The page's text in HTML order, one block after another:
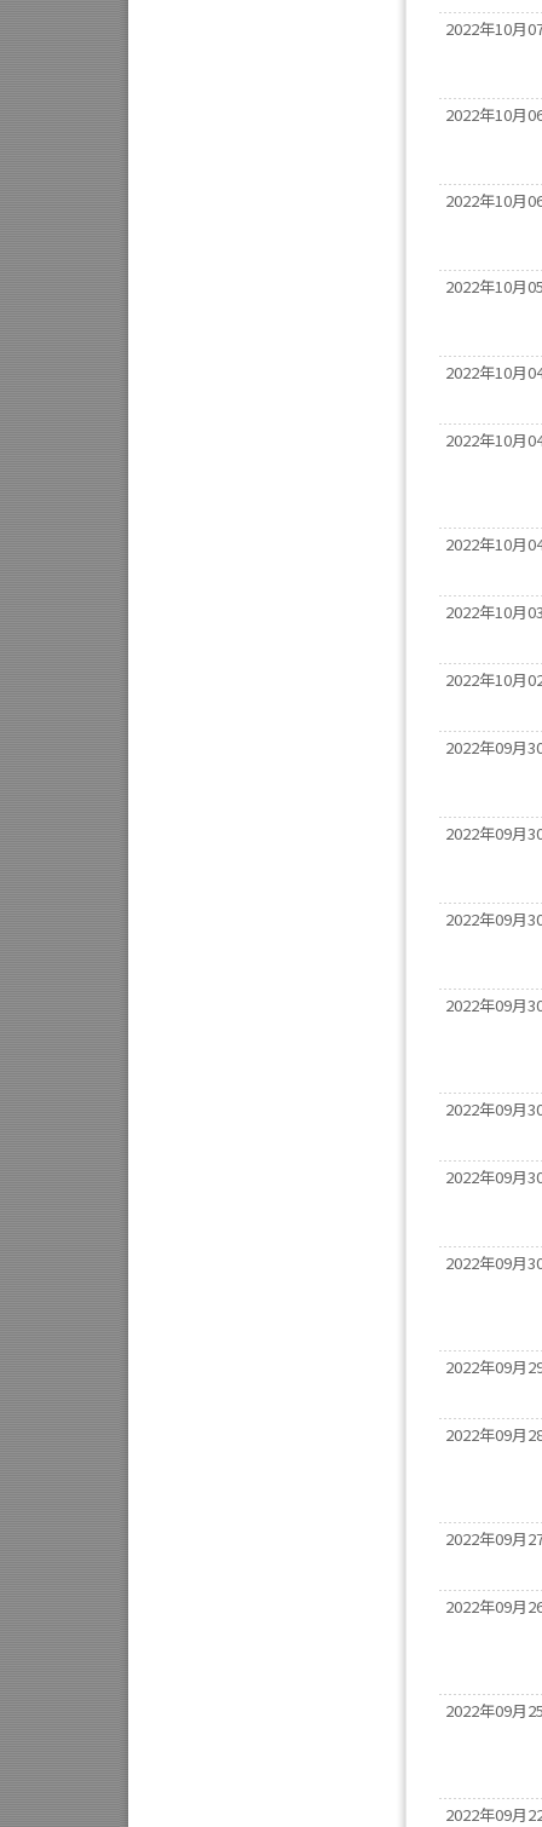
2022年10月
2022年10月
2022年10月
2022年10月
2022年10月
2022年10月
2022年10月
2022年10月
2022年10月
2022年09月
2022年09月
2022年09月
2022年09月
2022年09月
2022年09月
2022年09月
2022年09月
2022年09月
2022年09月
2022年09月
2022年09月
2022年09月